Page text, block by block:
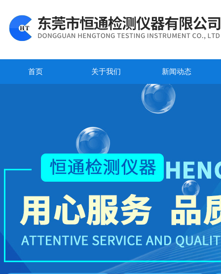
首页 关于我们 新闻动态